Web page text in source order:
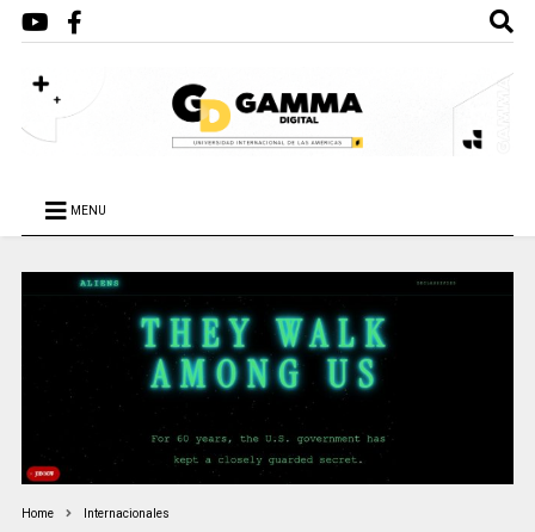
MENU
Home Internacionales